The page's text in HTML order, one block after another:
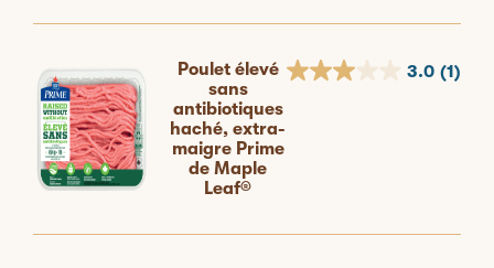
Poulet élevé
sans
antibiotiques
haché, extra-
maigre Prime
de Maple
Leaf®
3.0 (1)